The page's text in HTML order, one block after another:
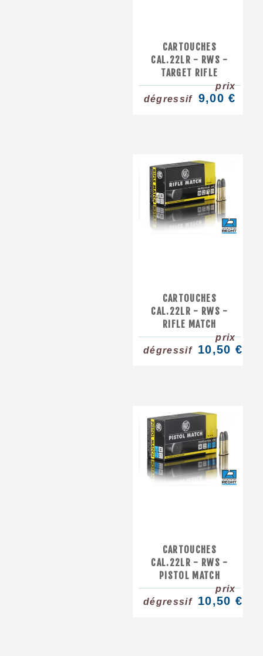
CARTOUCHES
CAL.22LR - RWS -
TARGET RIFLE
prix
dégressif
9,00 €
CARTOUCHES
CAL.22LR - RWS -
RIFLE MATCH
prix
dégressif
10,50 €
CARTOUCHES
CAL.22LR - RWS -
PISTOL MATCH
prix
dégressif
10,50 €